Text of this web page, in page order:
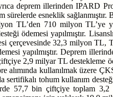
deprem illerinden IPARD
esneklik
TL’den 710 milyon TL’ye
ödemesi yapılmıştır.
çerçevesinde 32,3 milyon TL,
yapılmıştır. Deprem
2,9 milyar TL destekleme
alımında kullanılmak üzere
sertifikalı tohum kullanım
57,7 bin çiftçiye toplam